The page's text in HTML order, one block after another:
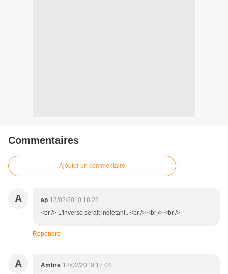
Commentaires
Ajouter un commentaire
A ap 18/02/2010 18:28
<br /> L'inverse serait inqiétant...<br /> <br /> <br />
Répondre
A Ambre 18/02/2010 17:04